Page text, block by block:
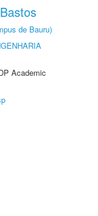
de Bauru)
Academic